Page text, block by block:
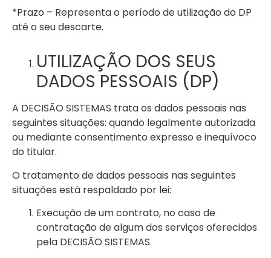
*Prazo – Representa o período de utilização do DP
até o seu descarte.
UTILIZAÇÃO DOS SEUS
DADOS PESSOAIS (DP)
A DECISÃO SISTEMAS trata os dados pessoais nas
seguintes situações: quando legalmente autorizada
ou mediante consentimento expresso e inequívoco
do titular.
O tratamento de dados pessoais nas seguintes
situações está respaldado por lei:
Execução de um contrato, no caso de
contratação de algum dos serviços oferecidos
pela DECISÃO SISTEMAS.